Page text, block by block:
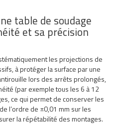
table de soudage
et sa précision
les projections de
à protéger la surface par une
lors des arrêts prolongés,
(par exemple tous les 6 à 12
ce qui permet de conserver les
l’ordre de ±0,01 mm sur les
la répétabilité des montages.